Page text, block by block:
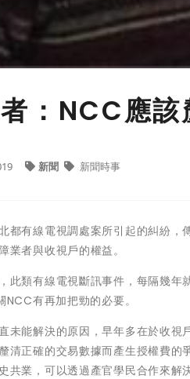
：NCC應
新聞 新聞時事
都有線電視調處案所引起的糾紛
業者與收視戶的權益。
此類有線電視斷訊事件，每隔幾
有再加把勁的必要。
未能解決的原因，早年多在於收
清正確的交易數據而產生授權費
共業，可以透過產官學民合作來解決